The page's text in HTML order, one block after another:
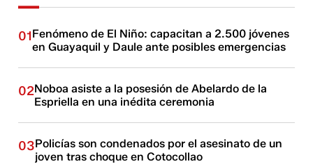
01Fenómeno de El Niño: capacitan a 2.500 jóvenes
en Guayaquil y Daule ante posibles emergencias
02Noboa asiste a la posesión de Abelardo de la
Espriella en una inédita ceremonia
03Policías son condenados por el asesinato de un
joven tras choque en Cotocollao